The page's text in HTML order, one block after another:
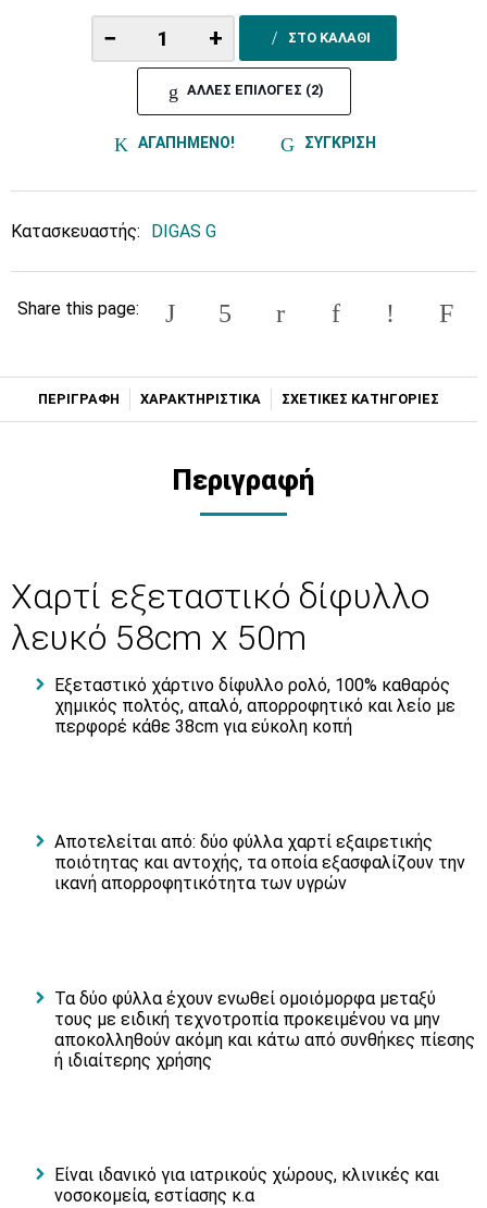
− + ΣΤΟ ΚΑΛΑΘΙ
ΑΛΛΕΣ ΕΠΙΛΟΓΕΣ (2)
ΑΓΑΠΗΜΕΝΟ! ΣΥΓΚΡΙΣΗ
Κατασκευαστής: DIGAS G
Share this page:
ΠΕΡΙΓΡΑΦΗ ΧΑΡΑΚΤΗΡΙΣΤΙΚΑ ΣΧΕΤΙΚΕΣ ΚΑΤΗΓΟΡΙΕΣ
Περιγραφή
Χαρτί εξεταστικό δίφυλλο
λευκό 58cm x 50m
Εξεταστικό χάρτινο δίφυλλο ρολό, 100% καθαρός
χημικός πολτός, απαλό, απορροφητικό και λείο με
περφορέ κάθε 38cm για εύκολη κοπή
Αποτελείται από: δύο φύλλα χαρτί εξαιρετικής
ποιότητας και αντοχής, τα οποία εξασφαλίζουν την
ικανή απορροφητικότητα των υγρών
Τα δύο φύλλα έχουν ενωθεί ομοιόμορφα μεταξύ
τους με ειδική τεχνοτροπία προκειμένου να μην
αποκολληθούν ακόμη και κάτω από συνθήκες πίεσης
ή ιδιαίτερης χρήσης
Είναι ιδανικό για ιατρικούς χώρους, κλινικές και
νοσοκομεία, εστίασης κ.α